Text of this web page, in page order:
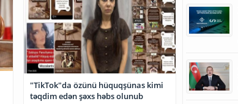
"TikTok"da özünü hüquqşünas kimi
təqdim edən şəxs həbs olunub